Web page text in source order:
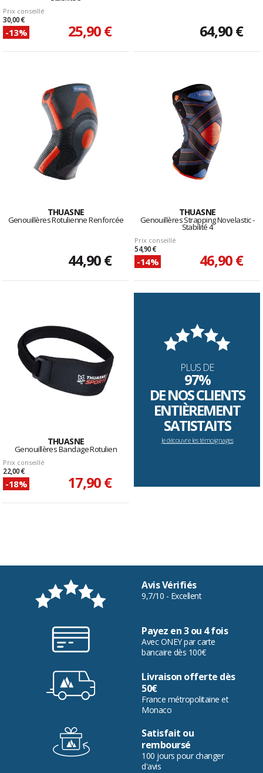
Prix conseillé
30,00 €
-13% 25,90 € 64,90 €
THUASNE
Genouillères Rotulienne Renforcée
44,90 €
THUASNE
Genouillères Strapping Novelastic -
Stabilité 4
Prix conseillé
54,90 €
-14% 46,90 €
THUASNE
Genouillères Bandage Rotulien
Prix conseillé
22,00 €
-18% 17,90 €
PLUS DE
97%
DE NOS CLIENTS
ENTIÈREMENT
SATISTAITS
Je découvre les témoignages
Avis Vérifiés
9,7/10 - Excellent
Payez en 3 ou 4 fois
Avec ONEY par carte
bancaire dès 100€
Livraison offerte dès
50€
France métropolitaine et
Monaco
Satisfait ou
remboursé
100 jours pour changer
d'avis